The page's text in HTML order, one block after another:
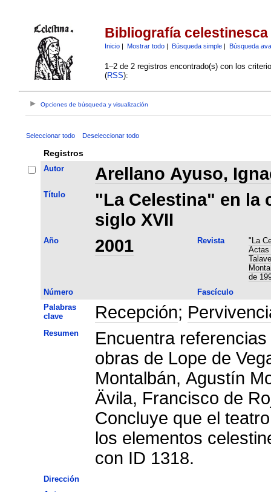
Bibliografía celestinesca
Inicio| Mostrar todo| Búsqueda simple| Búsqueda
1–2 de 2 registros encontrado(s) con los
(RSS):
Opciones de búsqueda y visualización
Seleccionar todo Deseleccionar todo
Registros
Autor Arellano Ayuso,
Título
"La Celestina" en la
siglo XVII
Año 2001 Revista
"La
Actas
de
Número
Fascículo
Palabras
clave
Recepción;
Resumen
Encuentra
obras de Lope de
Montalbán, Agustín
Ävila, Francisco de
Concluye que el
los elementos
con ID 1318.
Dirección